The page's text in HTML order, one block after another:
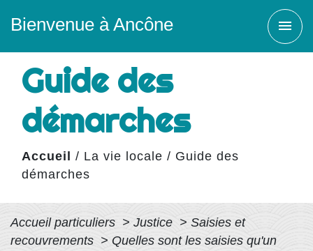
Bienvenue à Ancône menu
Guide des
démarches
Accueil / La vie locale / Guide des
démarches
Accueil particuliers > Justice > Saisies et
recouvrements > Quelles sont les saisies qu'un